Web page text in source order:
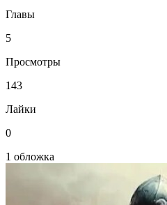
Главы
5
Просмотры
143
Лайки
0
1 обложка